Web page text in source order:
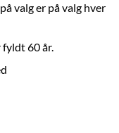
valg er på valg hver
fyldt 60 år.